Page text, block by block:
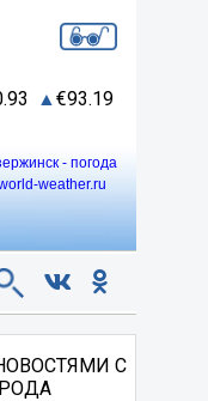
93.19
- погода
weather.ru
С